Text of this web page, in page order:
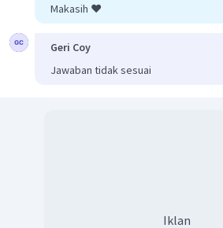
Makasih ❤️
Geri Coy
Jawaban tidak sesuai
Iklan